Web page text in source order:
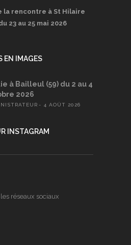
la rencontre à St Hilaire
23 au 25 mai 2026
EN IMAGES
à Bailleul (59) du 2 au 4
2026
4 AOÛT 2026
INSTAGRAM
réseaux sociaux